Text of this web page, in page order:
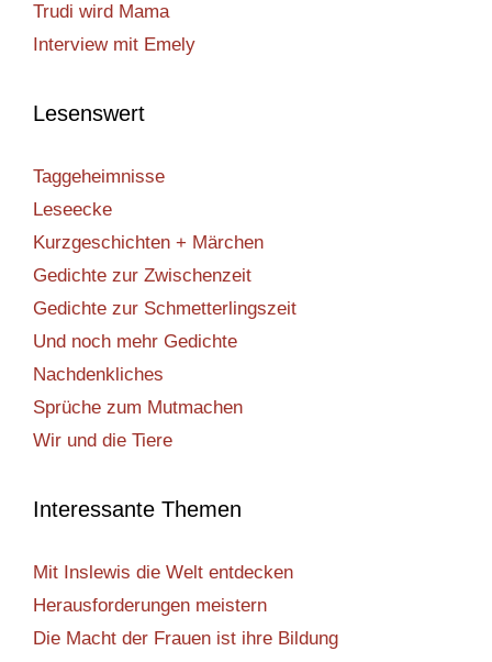
Trudi wird Mama
Interview mit Emely
Lesenswert
Taggeheimnisse
Leseecke
Kurzgeschichten + Märchen
Gedichte zur Zwischenzeit
Gedichte zur Schmetterlingszeit
Und noch mehr Gedichte
Nachdenkliches
Sprüche zum Mutmachen
Wir und die Tiere
Interessante Themen
Mit Inslewis die Welt entdecken
Herausforderungen meistern
Die Macht der Frauen ist ihre Bildung